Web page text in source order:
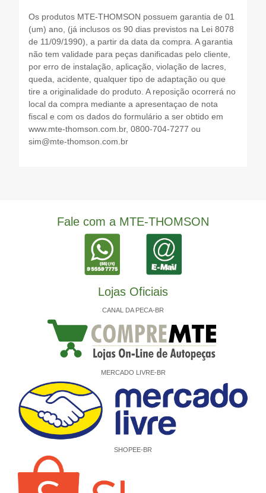
Os produtos MTE-THOMSON possuem garantia de 01
(um) ano, (já inclusos os 90 dias previstos na Lei 8078
de 11/09/1990), a partir da data da compra. A garantia
não tem validade para peças danificadas pelo cliente,
por erro de instalação, aplicação, violação de lacres,
queda, acidente, qualquer tipo de adaptação ou que
tire a originalidade do produto. A reposição ocorrerá no
local da compra mediante a apresentaçao de nota
fiscal e com os dados do formulário a ser obtido em
www.mte-thomson.com.br, 0800-704-7277 ou
sim@mte-thomson.com.br
Fale com a MTE-THOMSON
Lojas Oficiais
CANAL DA PECA-BR
MERCADO LIVRE-BR
SHOPEE-BR